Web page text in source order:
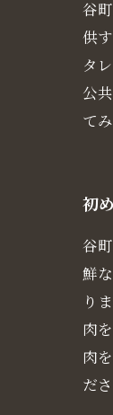
谷
供
タ
公
て
初
谷
鮮
り
肉
肉
だ